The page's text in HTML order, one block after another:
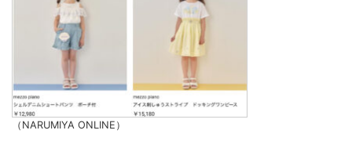
（NARUMIYA ONLINE）